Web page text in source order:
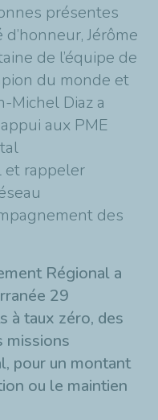
présentes
Jérôme
de l’équipe de
du monde et
Michel Diaz a
aux PME
et rappeler
des
Régional a
29
à taux zéro, des
missions
pour un montant
ou le maintien